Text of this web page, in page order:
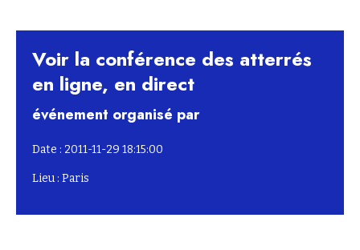
Voir la conférence des atterrés
en ligne, en direct
événement organisé par
Date : 2011-11-29 18:15:00
Lieu : Paris